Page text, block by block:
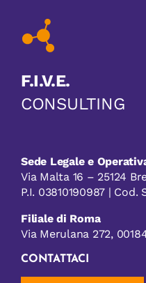
F.I.V.E.
CONSULTING
Sede Legale e
Via Malta 16 – 25124
P.I. 03810190987 | Cod.
Filiale di Roma
Via Merulana 272,
CONTATTACI